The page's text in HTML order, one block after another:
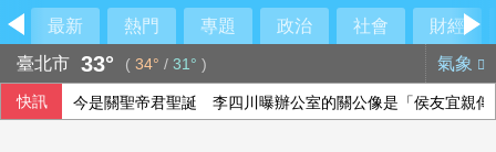
最新 熱門 專題 政治 社會
財經
臺北市 33° ( 34° / 31° ) 氣象
快訊 今是關聖帝君聖誕 李四川曝辦公室的關公像是「侯友宜親傳